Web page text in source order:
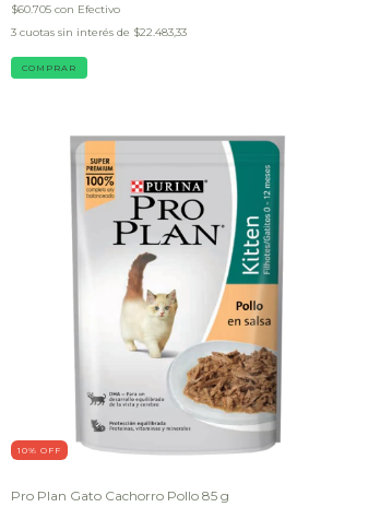
$60.705 con Efectivo
3 cuotas sin interés de $22.483,33
COMPRAR
10% OFF
Pro Plan Gato Cachorro Pollo 85 g